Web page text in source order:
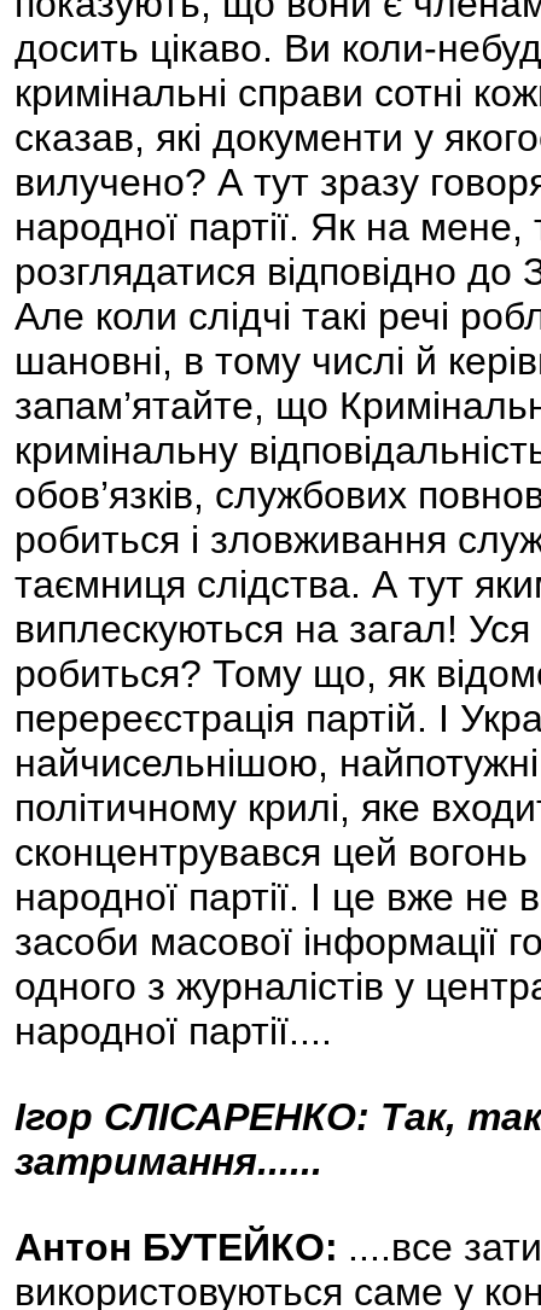
досить цікаво. Ви коли-
кримінальні справи сотні
сказав, які документи у
вилучено? А тут зразу
народної партії. Як на мене,
розглядатися відповідно
Але коли слідчі такі речі
шановні, в тому числі й
запам’ятайте, що
кримінальну
обов’язків, службових
робиться і зловживання
таємниця слідства. А тут
виплескуються на загал!
робиться? Тому що, як
перереєстрація партій. І
найчисельнішою,
політичному крилі, яке
сконцентрувався цей вогонь
народної партії. І це вже не
засоби масової інформації
одного з журналістів у
народної партії....
Ігор СЛІСАРЕНКО: Так,
затримання......
Антон БУТЕЙКО: ....все
використовуються саме у